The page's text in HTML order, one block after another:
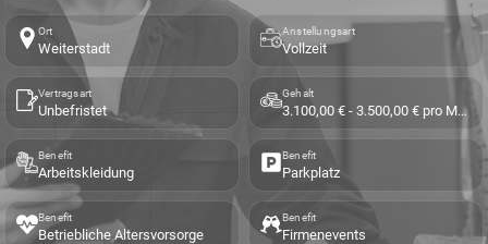
Ort
Weiterstadt
Anstellungsart
Vollzeit
Vertragsart
Unbefristet
Gehalt
3.100,00 € - 3.500,00 € pro Monat
Benefit
Arbeitskleidung
Benefit
Parkplatz
Benefit
Betriebliche Altersvorsorge
Benefit
Firmenevents